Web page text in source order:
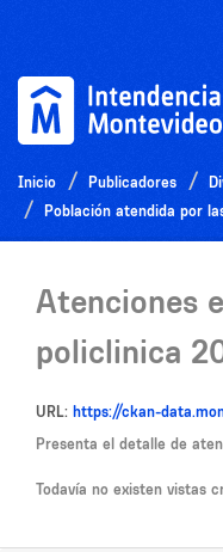
Inicio Publicadores
Población atendida por
Atenciones
policlinica
URL: https://ckan-data.montevideo.gub.uy/dataset/8f66aebf-e69d-
Presenta el detalle de
Todavía no existen vistas